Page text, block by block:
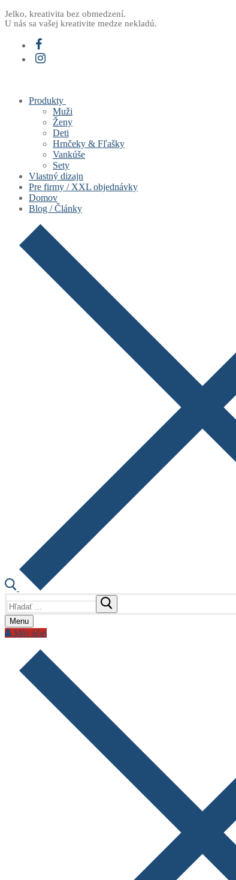
Preskočiť
na
Menu
Zavrieť
Jelko, kreativita bez obmedzení.
U nás sa vašej kreativite medze nekladú.
Produkty
Muži
Ženy
Deti
Hrnčeky & Fľašky
Vankúše
Sety
Vlastný dizajn
Pre firmy / XXL objednávky
Domov
Blog / Články
Menu
Môj účet